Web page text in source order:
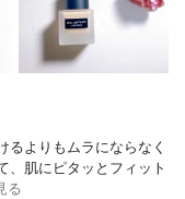
るよりもムラにならなく
、肌にピタッとフィット
る